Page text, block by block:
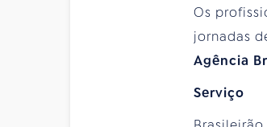
Os
jornadas
Agência
Serviço